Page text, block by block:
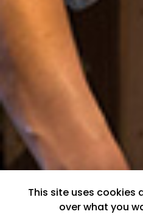
This site uses cookies
over what you